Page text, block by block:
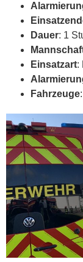
Dauer: 1
Einsatzart:
Fahrzeuge: